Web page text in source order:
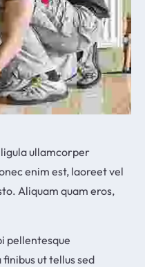
ullamcorper
enim est, laoreet vel
Aliquam quam eros,
pellentesque
ut tellus sed